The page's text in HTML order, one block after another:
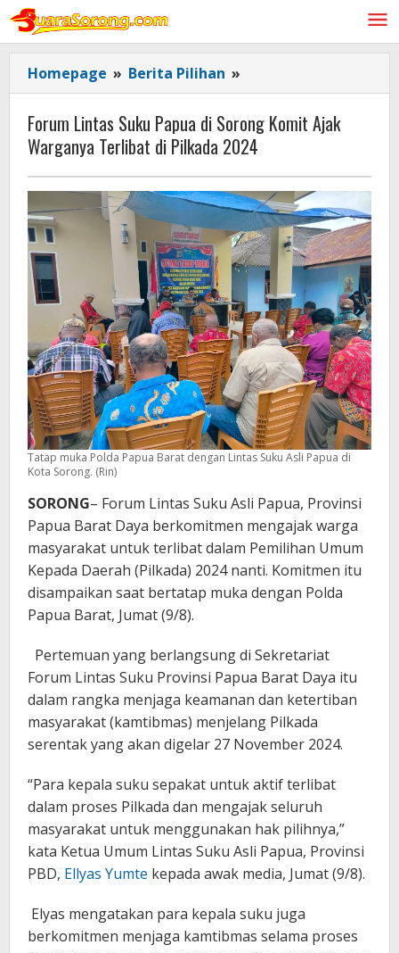
Lewati
konten
Homepage » Berita Pilihan »
Lintas
Suku
Papua
di
Sorong
Komit
Ajak
Warganya
Terlibat
di
Pilkada
2024
Forum Lintas Suku Papua di Sorong Komit Ajak
Warganya Terlibat di Pilkada 2024
Tatap muka Polda Papua Barat dengan Lintas Suku Asli Papua di
Kota Sorong. (Rin)
SORONG– Forum Lintas Suku Asli Papua, Provinsi
Papua Barat Daya berkomitmen mengajak warga
masyarakat untuk terlibat dalam Pemilihan Umum
Kepada Daerah (Pilkada) 2024 nanti. Komitmen itu
disampaikan saat bertatap muka dengan Polda
Papua Barat, Jumat (9/8).
Pertemuan yang berlangsung di Sekretariat
Forum Lintas Suku Provinsi Papua Barat Daya itu
dalam rangka menjaga keamanan dan ketertiban
masyarakat (kamtibmas) menjelang Pilkada
serentak yang akan digelar 27 November 2024.
“Para kepala suku sepakat untuk aktif terlibat
dalam proses Pilkada dan mengajak seluruh
masyarakat untuk menggunakan hak pilihnya,”
kata Ketua Umum Lintas Suku Asli Papua, Provinsi
PBD, Ellyas Yumte kepada awak media, Jumat (9/8).
Elyas mengatakan para kepala suku juga
berkomitmen menjaga kamtibmas selama proses